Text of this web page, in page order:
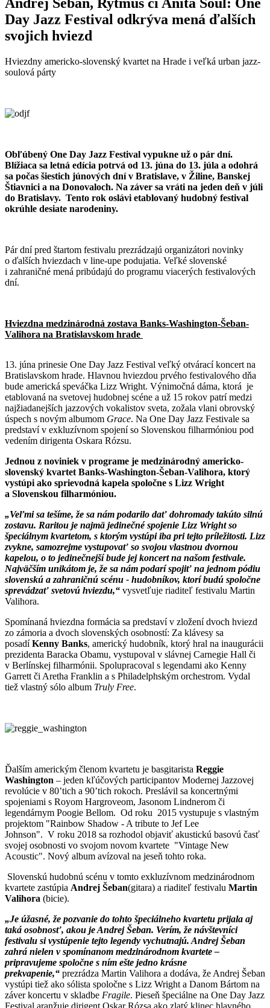
Day Jazz Festival odkrýva mená ďalších
svojich hviezd
Hviezdny americko-slovenský kvartet na Hrade i veľká urban jazz-
soulová párty
Obľúbený One Day Jazz Festival vypukne už o pár dní.
Blížiaca sa letná edícia potrvá od 13. júna do 13. júla a odohrá
sa počas šiestich júnových dní v Bratislave, v Žiline, Banskej
Štiavnici a na Donovaloch. Na záver sa vráti na jeden deň v júli
do Bratislavy. Tento rok oslávi etablovaný hudobný festival
okrúhle desiate narodeniny.
Pár dní pred štartom festivalu prezrádzajú organizátori novinky
o ďalších hviezdach v line-upe podujatia. Veľké slovenské
i zahraničné mená pribúdajú do programu viacerých festivalových
dní.
Hviezdna medzinárodná zostava Banks-Washington-Šeban-
Valihora na Bratislavskom hrade
13. júna prinesie One Day Jazz Festival veľký otvárací koncert na
Bratislavskom hrade. Hlavnou hviezdou prvého festivalového dňa
bude americká speváčka Lizz Wright. Výnimočná dáma, ktorá je
etablovaná na svetovej hudobnej scéne a už 15 rokov patrí medzi
najžiadanejších jazzových vokalistov sveta, zožala vlani obrovský
úspech s novým albumom Grace. Na One Day Jazz Festivale sa
predstaví v exkluzívnom spojení so Slovenskou filharmóniou pod
vedením dirigenta Oskara Rózsu.
Jednou z noviniek v programe je medzinárodný americko-
slovenský kvartet Banks-Washington-Šeban-Valihora, ktorý
vystúpi ako sprievodná kapela spoločne s Lizz Wright
a Slovenskou filharmóniou.
„Veľmi sa tešíme, že sa nám podarilo dať dohromady takúto silnú
zostavu. Raritou je najmä jedinečné spojenie Lizz Wright so
špeciálnym kvartetom, s ktorým vystúpi iba pri tejto príležitosti. Lizz
zvykne, samozrejme vystupovať so svojou vlastnou dvornou
kapelou, o to jedinečnejší bude jej koncert na našom festivale.
Najväčším unikátom je, že sa nám podarí spojiť na jednom pódiu
slovenskú a zahraničnú scénu - hudobníkov, ktorí budú spoločne
sprevádzať svetovú hviezdu,“ vysvetľuje riaditeľ festivalu Martin
Valihora.
Spomínaná hviezdna formácia sa predstaví v zložení dvoch hviezd
zo zámoria a dvoch slovenských osobností: Za klávesy sa
posadíKenny Banks, americký hudobník, ktorý hral na inaugurácii
prezidenta Baracka Obamu, vystupoval v slávnej Carnegie Hall či
v Berlínskej filharmónii. Spolupracoval s legendami ako Kenny
Garrett či Aretha Franklin a s Philadelphským orchestrom. Vydal
tiež vlastný sólo album Truly Free.
Ďalším americkým členom kvartetu je basgitarista Reggie
Washington – jeden kľúčových participantov Modernej Jazzovej
revolúcie v 80’tich a 90’tich rokoch. Preslávil sa koncertnými
spojeniami s Royom Hargroveom, Jasonom Lindnerom či
legendárnym Poogie Bellom. Od roku 2015 vystupuje s vlastným
projektom "Rainbow Shadow - A tribute to Jef Lee
Johnson". V roku 2018 sa rozhodol objaviť akustickú basovú časť
svojej osobnosti vo svojom novom kvartete "Vintage New
Acoustic". Nový album avízoval na jeseň tohto roka.
Slovenskú hudobnú scénu v tomto exkluzívnom medzinárodnom
kvartete zastúpia Andrej Šeban(gitara) a riaditeľ festivalu Martin
Valihora (bicie).
„Je úžasné, že pozvanie do tohto špeciálneho kvartetu prijala aj
taká osobnosť, akou je Andrej Šeban. Verím, že návštevníci
festivalu si vystúpenie tejto legendy vychutnajú. Andrej Šeban
zahrá nielen v spomínanom medzinárodnom kvartete –
pripravujeme spoločne s ním ešte jedno krásne
prekvapenie,“ prezrádza Martin Valihora a dodáva, že Andrej Šeban
vystúpi tiež ako sólista spoločne s Lizz Wright a Danom Bártom na
záver koncertu v skladbe Fragile. Pieseň špeciálne na One Day Jazz
Festival aranžuje dirigent Oskar Rózsa ako zlatý klinec hlavného